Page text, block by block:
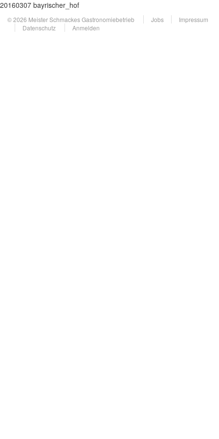
20160307 bayrischer_hof
© 2026 Meister Schmackes Gastronomiebetrieb Jobs
Impressum
Datenschutz
Anmelden